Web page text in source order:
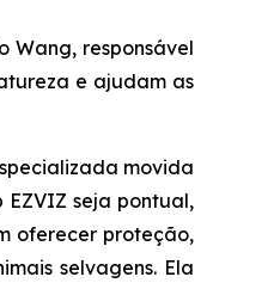
Wang, responsável
e ajudam as
movida
seja pontual,
oferecer proteção,
selvagens. Ela